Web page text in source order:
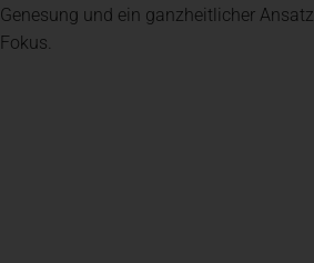
Genesung und ein ganzheitlicher
Fokus.